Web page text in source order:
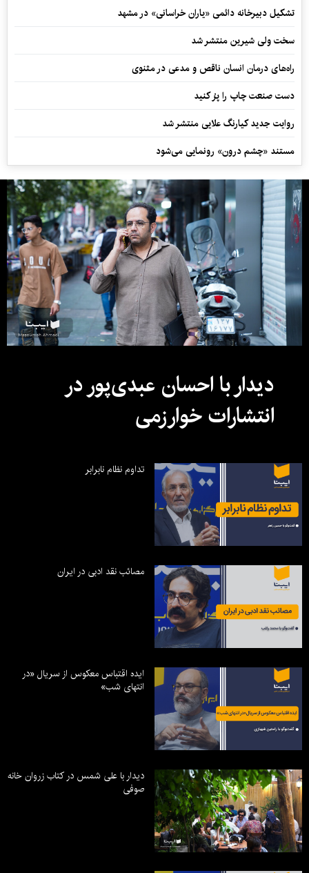
تشکیل دبیرخانه دائمی «یاران خراسانی» در مشهد
سخت ولی شیرین منتشر شد
راه‌های درمان انسان ناقص و مدعی در مثنوی
دست صنعت چاپ را پرُ کنید
روایت جدید کیارنگ علایی منتشر شد
مستند «چشم درون» رونمایی می‌شود
دیدار با احسان عبدی‌پور در
انتشارات خوارزمی
تداوم نظام نابرابر
مصائب نقد ادبی در ایران
ایده اقتباس معکوس از سریال «در
انتهای شب»
دیدار با علی شمس در کتاب زروان خانه
صوفی